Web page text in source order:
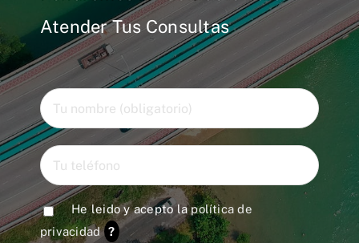
Atender Tus Consultas
He leido y acepto lapolítica de
privacidad ?